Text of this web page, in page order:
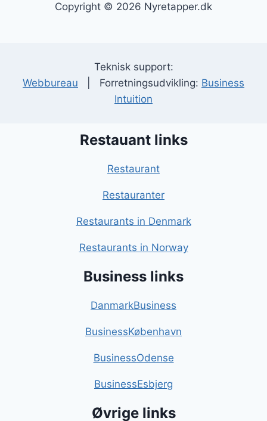
Copyright © 2026 Nyretapper.dk
Teknisk support:
Webbureau | Forretningsudvikling: Business
Intuition
Restauant links
Restaurant
Restauranter
Restaurants in Denmark
Restaurants in Norway
Business links
DanmarkBusiness
BusinessKøbenhavn
BusinessOdense
BusinessEsbjerg
Øvrige links